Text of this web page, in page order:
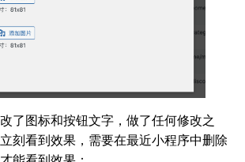
了图标和按钮文字，做了任何修改之
刻看到效果，需要在最近小程序中删除